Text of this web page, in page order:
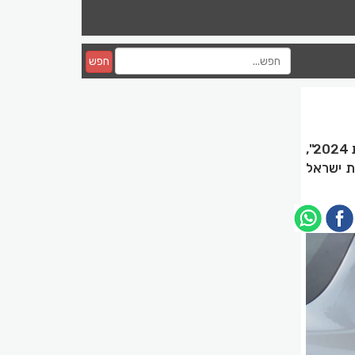
חפש
"מהפך מגמה במשטרה מנטישת שוטרים לגיוס שוטרים: שיא גיוסים למשטרת ישראל בשנת 2024",
ישראל